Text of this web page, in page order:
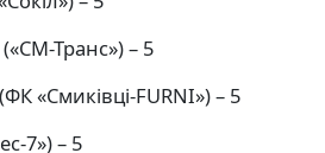
Транс») – 5
«Смиківці-FURNI») – 5
7») – 5